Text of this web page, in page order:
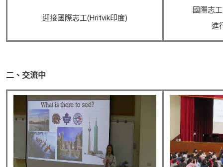
迎接國際志工(Hritvik印度)
國際志
進
二、交流中